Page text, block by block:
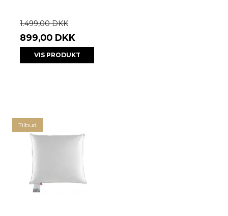
1.499,00 DKK
899,00 DKK
VIS PRODUKT
Tilbud